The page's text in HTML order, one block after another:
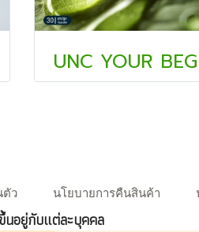
UNC YOUR
ตัว นโยบายการคืนสินค้า
นอยู่กับแต่ละบุคคล